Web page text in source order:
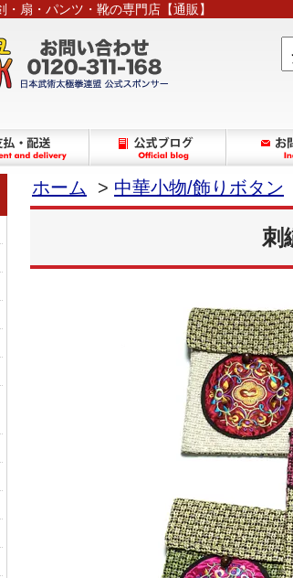
扇・パンツ・靴の専門店【通販】
ホーム > 中華小物/飾りボタン
刺